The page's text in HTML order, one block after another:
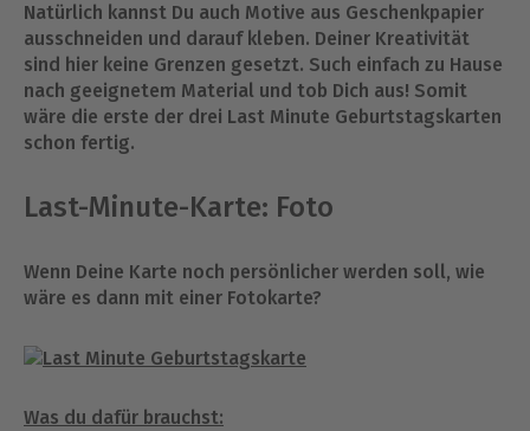
Natürlich kannst Du auch Motive aus Geschenkpapier
ausschneiden und darauf kleben. Deiner Kreativität
sind hier keine Grenzen gesetzt. Such einfach zu Hause
nach geeignetem Material und tob Dich aus! Somit
wäre die erste der drei Last Minute Geburtstagskarten
schon fertig.
Last-Minute-Karte: Foto
Wenn Deine Karte noch persönlicher werden soll, wie
wäre es dann mit einer Fotokarte?
Was du dafür brauchst: